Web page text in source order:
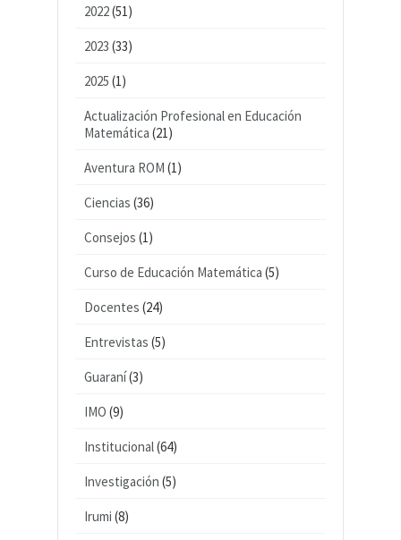
2022(51)
2023 (33)
2025 (1)
Actualización Profesional en Educación
Matemática (21)
Aventura ROM (1)
Ciencias (36)
Consejos (1)
Curso de Educación Matemática (5)
Docentes (24)
Entrevistas (5)
Guaraní(3)
IMO (9)
Institucional(64)
Investigación (5)
Irumi (8)